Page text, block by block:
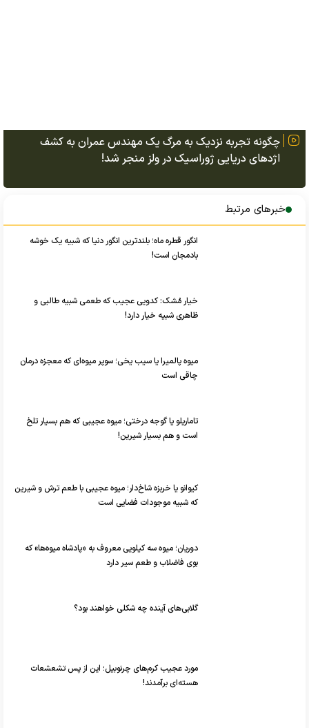
چگونه تجربه نزدیک به مرگ یک مهندس عمران به کشف
اژد‌های دریایی ژوراسیک در ولز منجر شد!
خبرهای مرتبط
انگور قطره ماه؛ بلندترین انگور دنیا که شبیه یک خوشه
بادمجان است!
خیار مُشک: کدویی عجیب که طعمی شبیه طالبی و
ظاهری شبیه خیار دارد!
میوه پالمیرا یا سیب یخی؛ سوپر میوه‌ای که معجزه‌ درمان
چاقی است
تاماریلو یا گوجه درختی؛ میوه عجیبی که هم بسیار تلخ
است و هم بسیار شیرین!
کیوانو یا خربزه شاخ‌دار؛ میوه عجیبی با طعم ترش و شیرین
که شبیه موجودات فضایی است
دوریان؛ میوه سه کیلویی معروف به «پادشاه میوه‌ها» که
بوی فاضلاب و طعم سیر دارد
گلابی‌های آینده چه شکلی خواهند بود؟
مورد عجیب کرم‌های چرنوبیل؛ این از پس تشعشعات
هسته‌ای برآمدند!